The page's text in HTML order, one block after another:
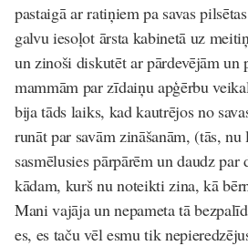
pastaigā ar ratiņiem pa savas
galvu iesoļot ārsta kabinetā uz
un zinoši diskutēt ar pārdevējām un
mammām par zīdaiņu apģērbu
bija tāds laiks, kad kautrējos no
runāt par savām zināšanām, (tās, nu
sasmēlusies pārpārēm un daudz
kādam, kurš nu noteikti zina, kā
Mani vajāja un nepameta tā
es, es taču vēl esmu tik